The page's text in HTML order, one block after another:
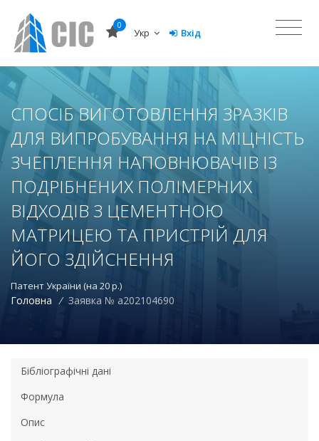
0
Укр Вхід
СПОСІБ ВИГОТОВЛЕННЯ ЗРАЗКІВ
ДЛЯ ВИПРОБУВАННЯ НА МІЦНІСТЬ
ЗЧЕПЛЕННЯ НАПОВНЮВАЧІВ ІЗ
ПОДРІБНЕНИХ ПОЛІМЕРНИХ
ВІДХОДІВ З ЦЕМЕНТНОЮ
МАТРИЦЕЮ ТА ПРИСТРІЙ ДЛЯ
ЙОГО ЗДІЙСНЕННЯ
Патент України (на 20 р.)
Головна / Заявка № a202104690
Бібліографічні дані
Формула
Опис